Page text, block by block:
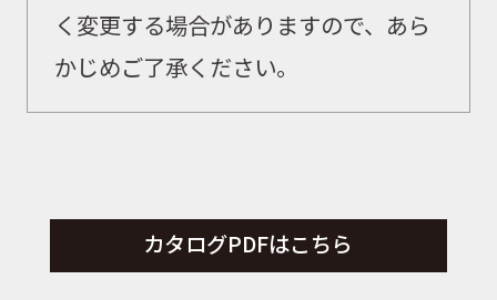
く変更する場合がありますので、あら
かじめご了承ください。
カタログPDFはこちら